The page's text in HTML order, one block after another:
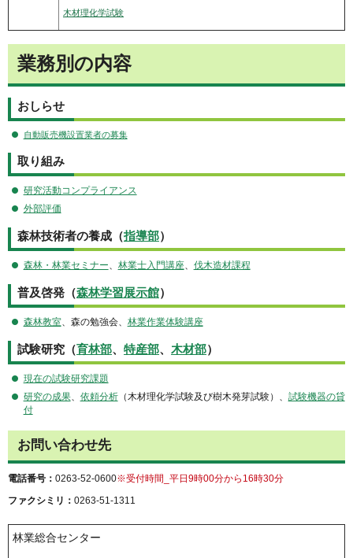
木材理化学試験
業務別の内容
おしらせ
自動販売機設置業者の募集
取り組み
研究活動コンプライアンス
外部評価
森林技術者の養成（指導部）
森林・林業セミナー、 林業士入門講座、 伐木造材課程
普及啓発（森林学習展示館）
森林教室、森の勉強会、 林業作業体験講座
試験研究（育林部、 特産部、 木材部）
現在の試験研究課題
研究の成果、 依頼分析（木材理化学試験及び樹木発芽試験）、 試験機器の貸
付
お問い合わせ先
電話番号： 0263-52-0600※受付時間_平日9時00分から16時30分
ファクシミリ： 0263-51-1311
林業総合センター